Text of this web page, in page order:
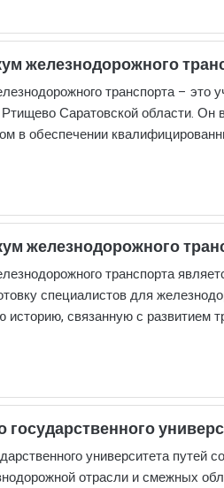
железнодорожного
транспорта – это
Саратовской области.
в обеспечении
железнодорожного
транспорта
специалистов для
связанную с развитием
университета путей
отрасли и смежных